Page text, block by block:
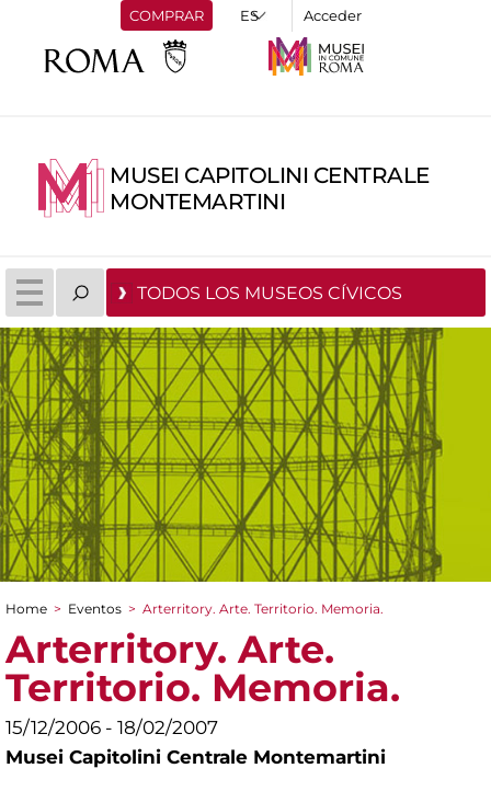
COMPRAR Acceder
MUSEI CAPITOLINI CENTRALE
MONTEMARTINI
TODOS LOS MUSEOS CÍVICOS
You are here
Home > Eventos > Arterritory. Arte. Territorio. Memoria.
Arterritory. Arte.
Territorio. Memoria.
15/12/2006 - 18/02/2007
Musei Capitolini Centrale Montemartini